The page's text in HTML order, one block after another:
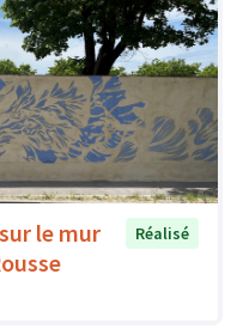
le mur
Réalisé